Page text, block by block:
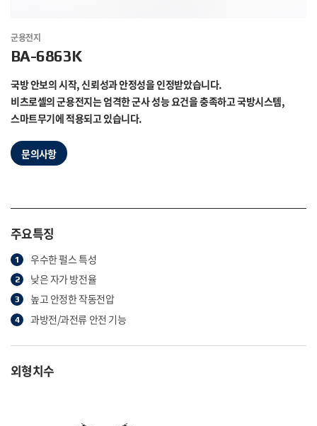
군용전지
BA-6863K
국방 안보의 시작, 신뢰성과 안정성을 인정받았습니다.
비츠로셀의 군용전지는 엄격한 군사 성능 요건을 충족하고 국방시스템,
스마트무기에 적용되고 있습니다.
문의사항
주요특징
우수한 펄스 특성
낮은 자가 방전율
높고 안정한 작동전압
과방전/과전류 안전 기능
외형치수